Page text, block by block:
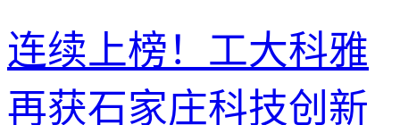
连续上榜！工大科雅
再获石家庄科技创新